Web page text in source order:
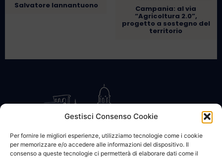
Gestisci Consenso Cookie
Per fornire le migliori esperienze, utilizziamo tecnologie come i cookie
per memorizzare e/o accedere alle informazioni del dispositivo. Il
consenso a queste tecnologie ci permetterà di elaborare dati come il
Salvatore Iannantuono Campania: al via
“Agricoltura 2.0”,
progetto a sostegno del
territorio
CONTATTACI COOKIE POLICY PRIVACY